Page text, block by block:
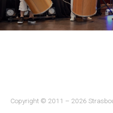
Copyright © 2011 – 2026